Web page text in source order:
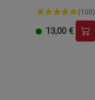
(100)
13,00 €